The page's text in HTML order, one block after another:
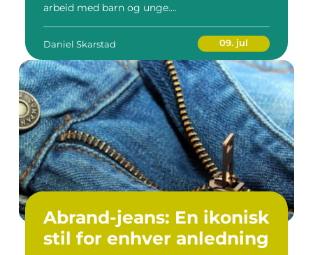
arbeid med barn og unge....
Daniel Skarstad 09. jul
Abrand-jeans: En ikonisk
stil for enhver anledning